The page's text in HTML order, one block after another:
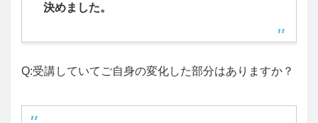
決めました。
Q:受講していてご自身の変化した部分はありますか？